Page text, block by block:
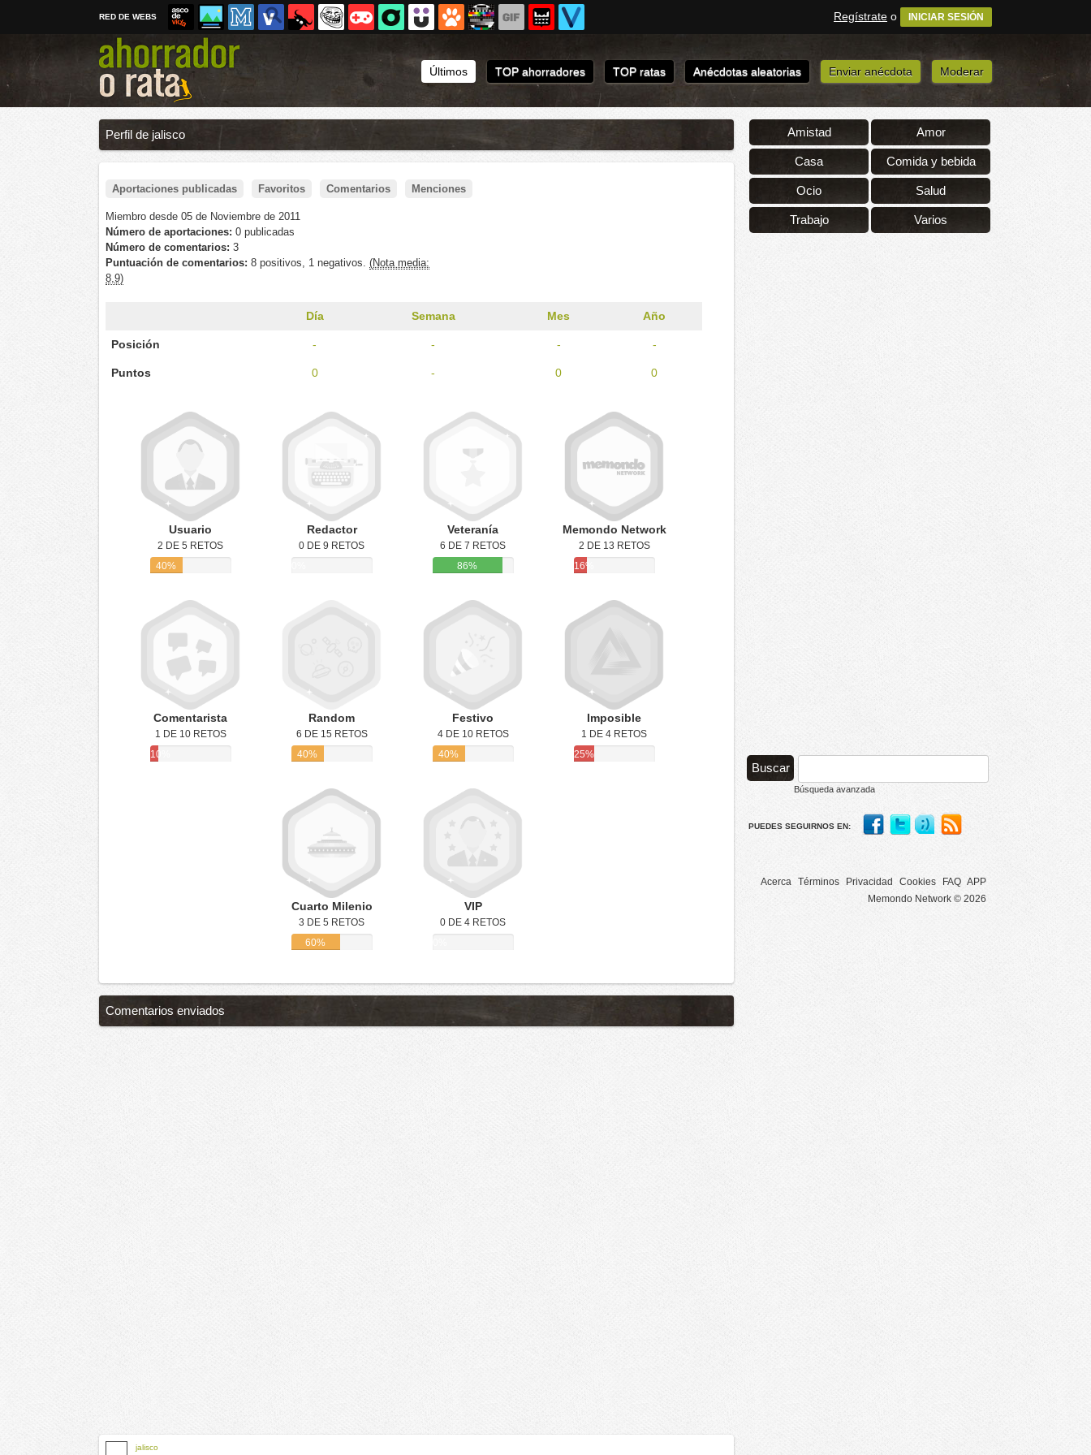
RED DE WEBS Regístrate o INICIAR SESIÓN
Últimos TOP ahorradores TOP ratas Anécdotas aleatorias Enviar anécdota Moderar
Perfil de jalisco
Aportaciones publicadas Favoritos Comentarios Menciones
Miembro desde 05 de Noviembre de 2011
Número de aportaciones: 0 publicadas
Número de comentarios: 3
Puntuación de comentarios: 8 positivos, 1 negativos. (Nota media:
8,9)
Día Semana Mes Año
Posición - - - -
Puntos 0 - 0 0
Usuario
2 DE 5 RETOS
40%
Redactor
0 DE 9 RETOS
Veteranía
6 DE 7 RETOS
86%
Memondo Network
2 DE 13 RETOS
16%
Comentarista
1 DE 10 RETOS
10%
Random
6 DE 15 RETOS
40%
Festivo
4 DE 10 RETOS
40%
Imposible
1 DE 4 RETOS
25%
Cuarto Milenio
3 DE 5 RETOS
60%
VIP
0 DE 4 RETOS
Comentarios enviados
jalisco
Amistad Amor
Casa Comida y bebida
Ocio Salud
Trabajo Varios
Búsqueda avanzada
PUEDES SEGUIRNOS EN:
Acerca Términos Privacidad Cookies FAQ APP
Memondo Network © 2026